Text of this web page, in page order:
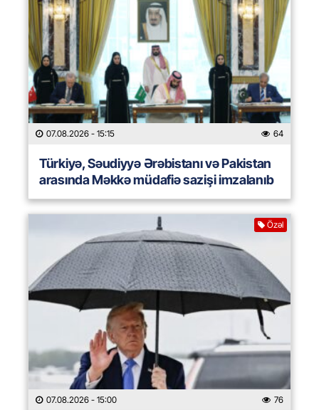
07.08.2026 - 15:15 64
Türkiyə, Səudiyyə Ərəbistanı və Pakistan
arasında Məkkə müdafiə sazişi imzalanıb
Özəl
07.08.2026 - 15:00 76